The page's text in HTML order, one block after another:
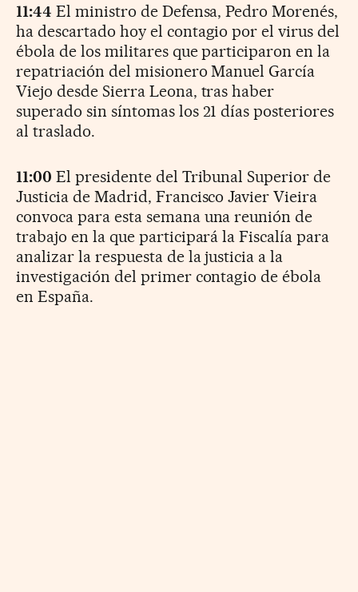
11:44 El ministro de Defensa, Pedro Morenés,
ha descartado hoy el contagio por el virus del
ébola de los militares que participaron en la
repatriación del misionero Manuel García
Viejo desde Sierra Leona, tras haber
superado sin síntomas los 21 días posteriores
al traslado.
11:00 El presidente del Tribunal Superior de
Justicia de Madrid, Francisco Javier Vieira
convoca para esta semana una reunión de
trabajo en la que participará la Fiscalía para
analizar la respuesta de la justicia a la
investigación del primer contagio de ébola
en España.